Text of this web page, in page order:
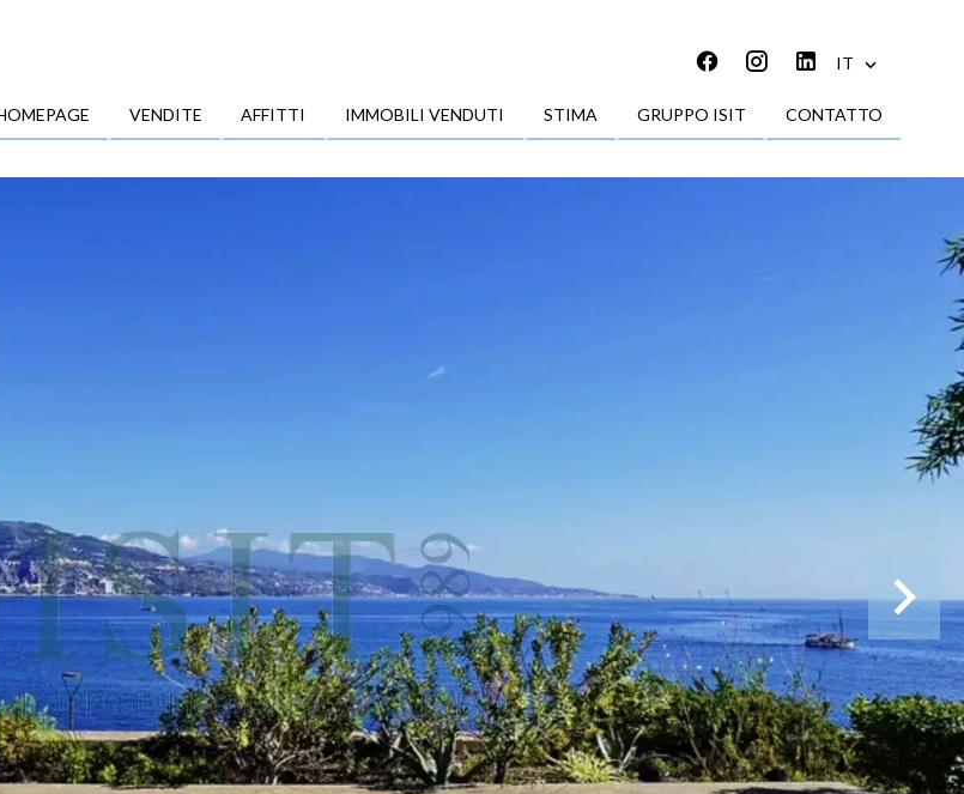
IT
VENDITE AFFITTI IMMOBILI VENDUTI STIMA GRUPPO ISIT CONTATTO